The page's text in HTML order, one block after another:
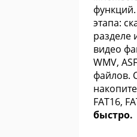
этапа:
разделе
видео
WMV,
файлов.
FAT16,
быстро.